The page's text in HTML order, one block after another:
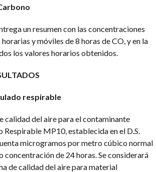
un resumen con las concentraciones
y móviles de 8 horas de CO, y en la
los valores horarios obtenidos.
respirable
calidad del aire para el contaminante
MP10, establecida en el D.S.
microgramos por metro cúbico normal
de 24 horas. Se considerará
de calidad del aire para material